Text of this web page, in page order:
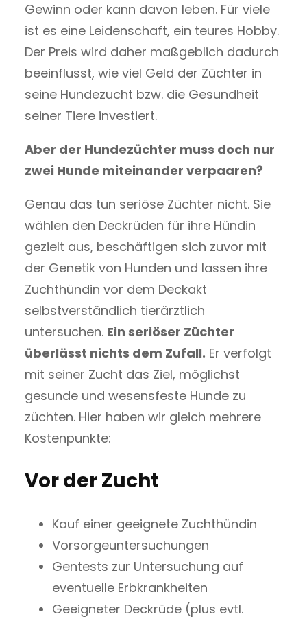
Gewinn oder kann davon leben. Für viele
ist es eine Leidenschaft, ein teures Hobby.
Der Preis wird daher maßgeblich dadurch
beeinflusst, wie viel Geld der Züchter in
seine Hundezucht bzw. die Gesundheit
seiner Tiere investiert.
Aber der Hundezüchter muss doch nur
zwei Hunde miteinander verpaaren?
Genau das tun seriöse Züchter nicht. Sie
wählen den Deckrüden für ihre Hündin
gezielt aus, beschäftigen sich zuvor mit
der Genetik von Hunden und lassen ihre
Zuchthündin vor dem Deckakt
selbstverständlich tierärztlich
untersuchen. Ein seriöser Züchter
überlässt nichts dem Zufall. Er verfolgt
mit seiner Zucht das Ziel, möglichst
gesunde und wesensfeste Hunde zu
züchten. Hier haben wir gleich mehrere
Kostenpunkte:
Vor der Zucht
Kauf einer geeignete Zuchthündin
Vorsorgeuntersuchungen
Gentests zur Untersuchung auf
eventuelle Erbkrankheiten
Geeigneter Deckrüde (plus evtl.